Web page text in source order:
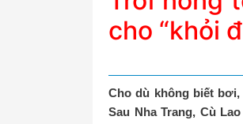
cho “khỏi
Cho dù không biết
Sau Nha Trang, Cù